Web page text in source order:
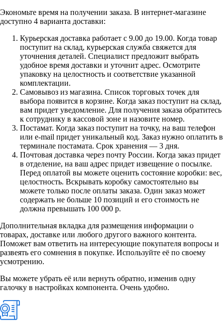
Экономьте время на получении заказа. В интернет-магазине
доступно 4 варианта доставки:
Курьерская доставка работает с 9.00 до 19.00. Когда товар
поступит на склад, курьерская служба свяжется для
уточнения деталей. Специалист предложит выбрать
удобное время доставки и уточнит адрес. Осмотрите
упаковку на целостность и соответствие указанной
комплектации.
Самовывоз из магазина. Список торговых точек для
выбора появится в корзине. Когда заказ поступит на склад,
вам придет уведомление. Для получения заказа обратитесь
к сотруднику в кассовой зоне и назовите номер.
Постамат. Когда заказ поступит на точку, на ваш телефон
или e-mail придет уникальный код. Заказ нужно оплатить в
терминале постамата. Срок хранения — 3 дня.
Почтовая доставка через почту России. Когда заказ придет
в отделение, на ваш адрес придет извещение о посылке.
Перед оплатой вы можете оценить состояние коробки: вес,
целостность. Вскрывать коробку самостоятельно вы
можете только после оплаты заказа. Один заказ может
содержать не больше 10 позиций и его стоимость не
должна превышать 100 000 р.
Дополнительная вкладка для размещения информации о
товарах, доставке или любого другого важного контента.
Поможет вам ответить на интересующие покупателя вопросы и
развеять его сомнения в покупке. Используйте её по своему
усмотрению.
Вы можете убрать её или вернуть обратно, изменив одну
галочку в настройках компонента. Очень удобно.